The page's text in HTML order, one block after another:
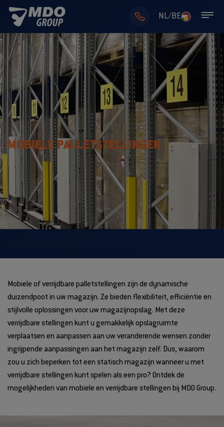
NL/BE
MOBIELE PALLETSTELLINGEN
Mobiele of verrijdbare palletstellingen zijn de dynamische
duizendpoot in uw magazijn. Ze bieden flexibiliteit, efficiëntie en
stijlvolle oplossingen voor uw magazijnopslag. Met deze
verrijdbare stellingen kunt u gemakkelijk opslagruimte
verplaatsen en aanpassen aan uw veranderende wensen zonder
ingrijpende aanpassingen aan het magazijn zelf. Dus, waarom
zou u zich beperken tot een statisch magazijn wanneer u met
verrijdbare stellingen kunt spelen als een pro? Ontdek de
mogelijkheden van mobiele en verrijdbare stellingen bij MDO Group.